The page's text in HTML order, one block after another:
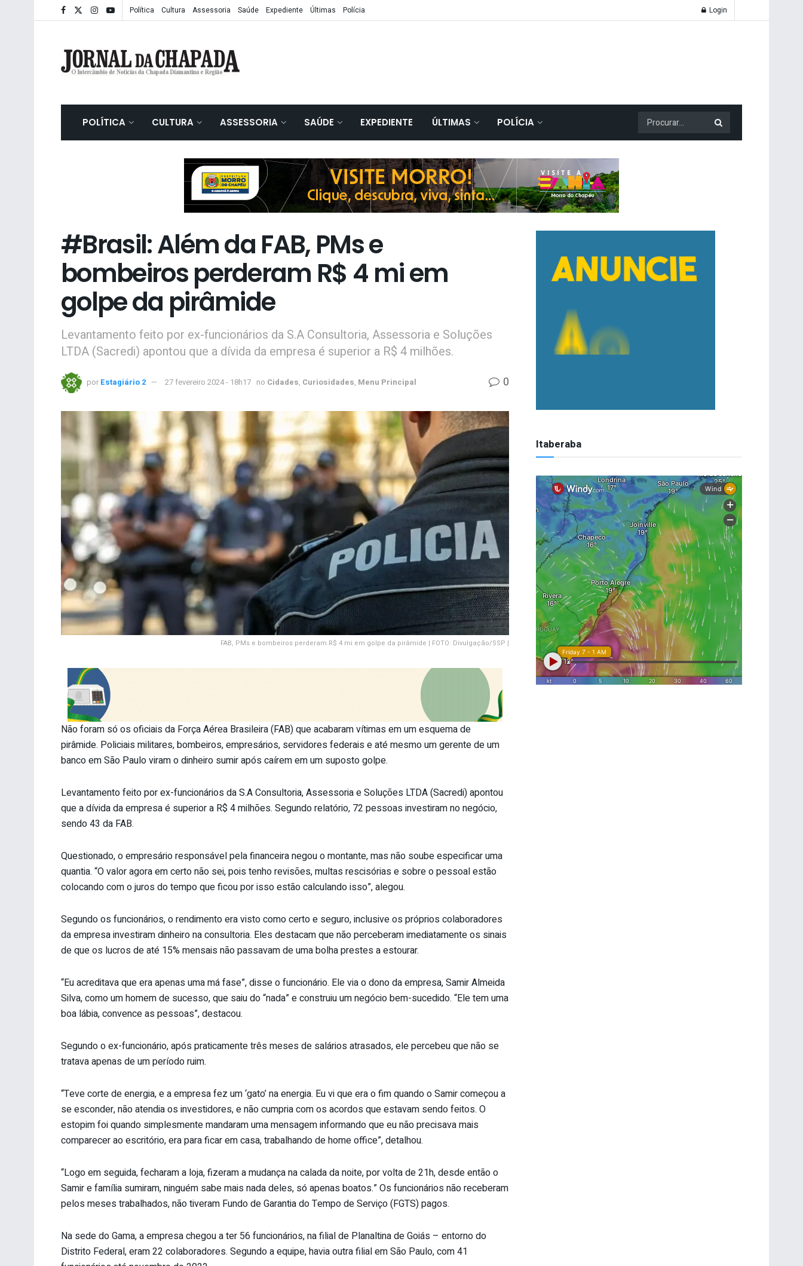
Política Cultura Assessoria Saúde Expediente Últimas Polícia Login
POLÍTICA CULTURA ASSESSORIA SAÚDE EXPEDIENTE ÚLTIMAS POLÍCIA
#Brasil: Além da FAB, PMs e
bombeiros perderam R$ 4 mi em
golpe da pirâmide
Levantamento feito por ex-funcionários da S.A Consultoria, Assessoria e Soluções
LTDA (Sacredi) apontou que a dívida da empresa é superior a R$ 4 milhões.
por Estagiário 2 27 fevereiro 2024 - 18h17 no Cidades, Curiosidades, Menu Principal 0
FAB, PMs e bombeiros perderam R$ 4 mi em golpe da pirâmide | FOTO: Divulgação/SSP |
Não foram só os oficiais da Força Aérea Brasileira (FAB) que acabaram vítimas em um esquema de
pirâmide. Policiais militares, bombeiros, empresários, servidores federais e até mesmo um gerente de um
banco em São Paulo viram o dinheiro sumir após caírem em um suposto golpe.
Levantamento feito por ex-funcionários da S.A Consultoria, Assessoria e Soluções LTDA (Sacredi) apontou
que a dívida da empresa é superior a R$ 4 milhões. Segundo relatório, 72 pessoas investiram no negócio,
sendo 43 da FAB.
Questionado, o empresário responsável pela financeira negou o montante, mas não soube especificar uma
quantia. “O valor agora em certo não sei, pois tenho revisões, multas rescisórias e sobre o pessoal estão
colocando com o juros do tempo que ficou por isso estão calculando isso”, alegou.
Segundo os funcionários, o rendimento era visto como certo e seguro, inclusive os próprios colaboradores
da empresa investiram dinheiro na consultoria. Eles destacam que não perceberam imediatamente os sinais
de que os lucros de até 15% mensais não passavam de uma bolha prestes a estourar.
“Eu acreditava que era apenas uma má fase”, disse o funcionário. Ele via o dono da empresa, Samir Almeida
Silva, como um homem de sucesso, que saiu do “nada” e construiu um negócio bem-sucedido. “Ele tem uma
boa lábia, convence as pessoas”, destacou.
Segundo o ex-funcionário, após praticamente três meses de salários atrasados, ele percebeu que não se
tratava apenas de um período ruim.
“Teve corte de energia, e a empresa fez um ‘gato’ na energia. Eu vi que era o fim quando o Samir começou a
se esconder, não atendia os investidores, e não cumpria com os acordos que estavam sendo feitos. O
estopim foi quando simplesmente mandaram uma mensagem informando que eu não precisava mais
comparecer ao escritório, era para ficar em casa, trabalhando de home office”, detalhou.
“Logo em seguida, fecharam a loja, fizeram a mudança na calada da noite, por volta de 21h, desde então o
Samir e família sumiram, ninguém sabe mais nada deles, só apenas boatos.” Os funcionários não receberam
pelos meses trabalhados, não tiveram Fundo de Garantia do Tempo de Serviço (FGTS) pagos.
Na sede do Gama, a empresa chegou a ter 56 funcionários, na filial de Planaltina de Goiás – entorno do
Distrito Federal, eram 22 colaboradores. Segundo a equipe, havia outra filial em São Paulo, com 41
Itaberaba